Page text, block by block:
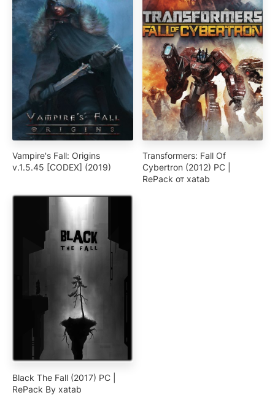
Vampire's Fall: Origins
v.1.5.45 [CODEX] (2019)
Transformers: Fall Of
Cybertron (2012) PC |
RePack от xatab
Black The Fall (2017) PC |
RePack By xatab